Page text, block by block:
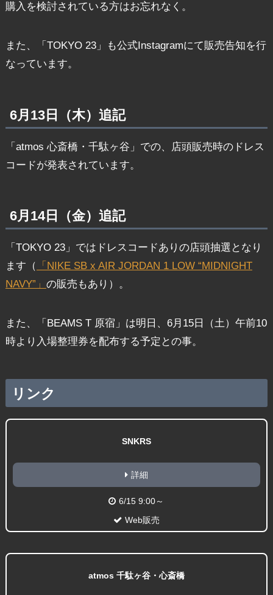
購入を検討されている方はお忘れなく。
また、「TOKYO 23」も公式Instagramにて販売告知を行
なっています。
6月13日（木）追記
「atmos 心斎橋・千駄ヶ谷」での、店頭販売時のドレス
コードが発表されています。
6月14日（金）追記
「TOKYO 23」ではドレスコードありの店頭抽選となり
ます（
「NIKE SB x AIR JORDAN 1 LOW “MIDNIGHT
NAVY”」 の販売もあり）。
また、「BEAMS T 原宿」は明日、6月15日（土）午前10
時より入場整理券を配布する予定との事。
リンク
SNKRS
詳細
6/15 9:00～
Web販売
atmos 千駄ヶ谷・心斎橋